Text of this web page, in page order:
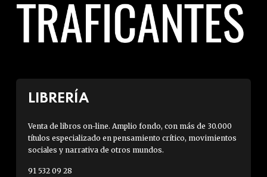
LIBRERÍA
Venta de libros on-line. Amplio fondo, con más de 30.000
títulos especializado en pensamiento crítico, movimientos
sociales y narrativa de otros mundos.
91 532 09 28